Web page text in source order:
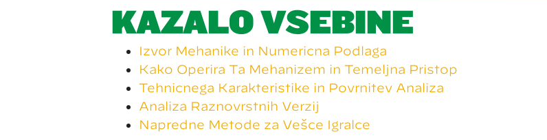
KAZALO VSEBINE
Izvor Mehanike in Numerična Podlaga
Kako Operira Ta Mehanizem in Temeljna Pristop
Tehničnega Karakteristike in Povrnitev Analiza
Analiza Raznovrstnih Verzij
Napredne Metode za Vešče Igralce